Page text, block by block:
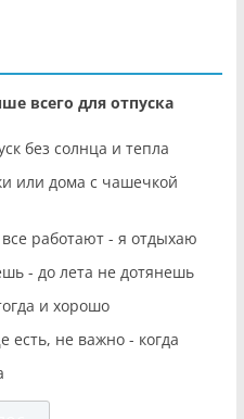
всего для отпуска
без солнца и тепла
или дома с чашечкой
работают - я отдыхаю
- до лета не дотянешь
и хорошо
есть, не важно - когда